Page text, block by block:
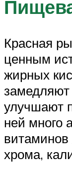
Красная
ценным
жирных
замедляют
улучшают
ней много
хрома,